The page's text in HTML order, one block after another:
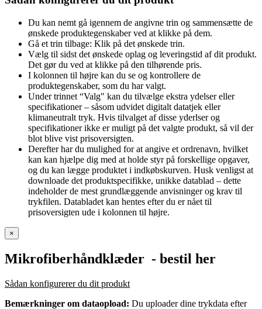
Du kan nemt gå igennem de angivne trin og sammensætte de
ønskede produktegenskaber ved at klikke på dem.
Gå et trin tilbage: Klik på det ønskede trin.
Vælg til sidst det ønskede oplag og leveringstid af dit produkt.
Det gør du ved at klikke på den tilhørende pris.
I kolonnen til højre kan du se og kontrollere de
produktegenskaber, som du har valgt.
Under trinnet “Valg" kan du tilvælge ekstra ydelser eller
specifikationer – såsom udvidet digitalt datatjek eller
klimaneutralt tryk. Hvis tilvalget af disse yderlser og
specifikationer ikke er muligt på det valgte produkt, så vil der
blot blive vist prisoversigten.
Derefter har du mulighed for at angive et ordrenavn, hvilket
kan kan hjælpe dig med at holde styr på forskellige opgaver,
og du kan lægge produktet i indkøbskurven. Husk venligst at
downloade det produktspecifikke, unikke datablad – dette
indeholder de mest grundlæggende anvisninger og krav til
trykfilen. Databladet kan hentes efter du er nået til
prisoversigten ude i kolonnen til højre.
×
Mikrofiberhåndklæder - bestil her
Sådan konfigurerer du dit produkt
Bemærkninger om dataopload: Du uploader dine trykdata efter